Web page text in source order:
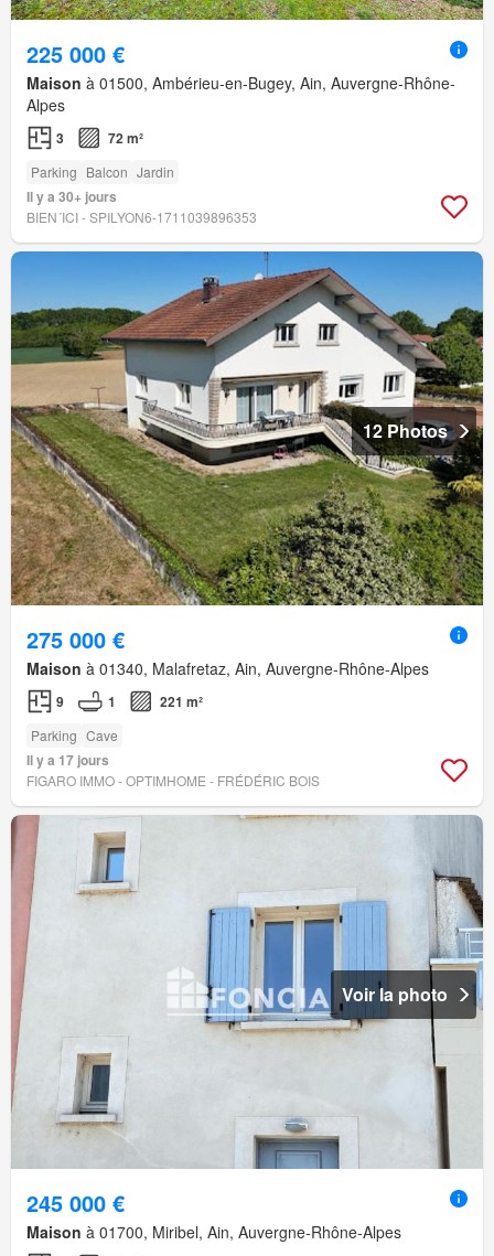
225 000 €
Maison à 01500, Ambérieu-en-Bugey, Ain, Auvergne-Rhône-
Alpes
3 72 m²
Parking Balcon Jardin
Il y a 30+ jours
BIEN´ICI - SPILYON6-1711039896353
12 Photos
275 000 €
Maison à 01340, Malafretaz, Ain, Auvergne-Rhône-Alpes
9 1 221 m²
Parking Cave
Il y a 17 jours
FIGARO IMMO - OPTIMHOME - FRÉDÉRIC BOIS
Voir la photo
245 000 €
Maison à 01700, Miribel, Ain, Auvergne-Rhône-Alpes